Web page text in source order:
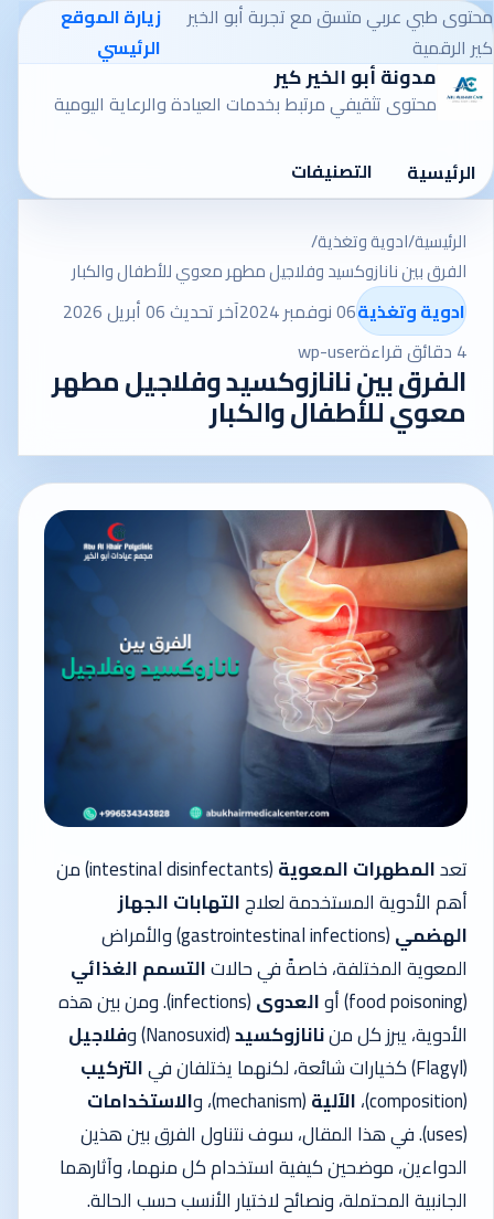
محتوى طبي عربي متسق مع تجربة أبو الخير
كير الرقمية
زيارة الموقع
الرئيسي
مدونة أبو الخير كير
محتوى تثقيفي مرتبط بخدمات العيادة والرعاية اليومية
الرئيسية التصنيفات
الرئيسية/ادوية وتغذية/
الفرق بين نانازوكسيد وفلاجيل مطهر معوي للأطفال والكبار
ادوية وتغذية06 نوفمبر 2024
آخر تحديث 06 أبريل 2026
4 دقائق قراءة
wp-user
الفرق بين نانازوكسيد وفلاجيل مطهر
معوي للأطفال والكبار
تعدالمطهرات المعوية
(intestinal disinfectants) من
أهم الأدوية المستخدمة لعلاجالتهابات الجهاز
الهضمي
(gastrointestinal infections) والأمراض
المعوية المختلفة، خاصةً في حالاتالتسمم الغذائي
(food poisoning) أو
العدوى
(infections). ومن بين هذه
الأدوية، يبرز كل مننانازوكسيد(Nanosuxid) و
فلاجيل
(Flagyl) كخيارات شائعة، لكنهما يختلفان في
التركيب
(composition)،
الآلية(mechanism)، و
الاستخدامات
(uses).
في هذا المقال، سوف نتناول الفرق بين هذين
الدواءين، موضحين كيفية استخدام كل منهما، وآثارهما
الجانبية المحتملة، ونصائح لاختيار الأنسب حسب الحالة.